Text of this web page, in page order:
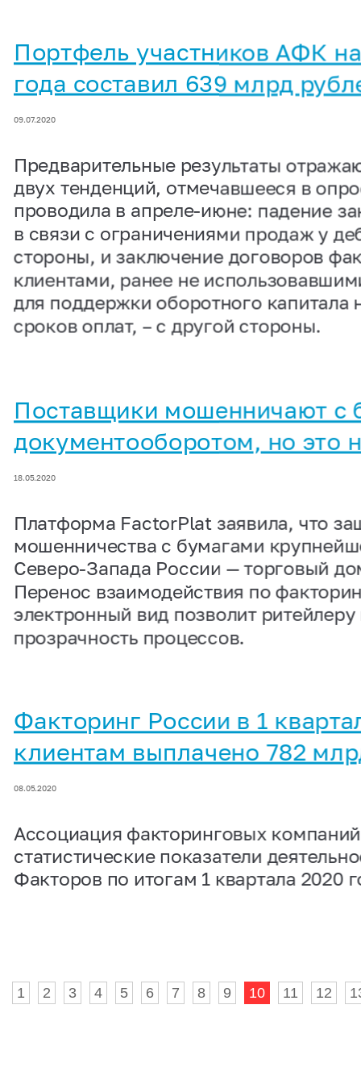
Портфель участников АФК
года составил 639 млрд
09.07.2020
Предварительные результаты
двух тенденций, отмечавшееся в
проводила в апреле-июне: падение
в связи с ограничениями продаж у
стороны, и заключение договоров
клиентами, ранее не
для поддержки оборотного капитала
сроков оплат, – с другой стороны.
Поставщики мошенничают
документооборотом, но это
18.05.2020
Платформа FactorPlat заявила, что
мошенничества с бумагами
Северо-Запада России — торговый
Перенос взаимодействия по
электронный вид позволит
прозрачность процессов.
Факторинг России в 1
клиентам выплачено 782
08.05.2020
Ассоциация факторинговых
статистические показатели
Факторов по итогам 1 квартала 2020
1 2 3 4 5 6 7 8 9 10 11 12